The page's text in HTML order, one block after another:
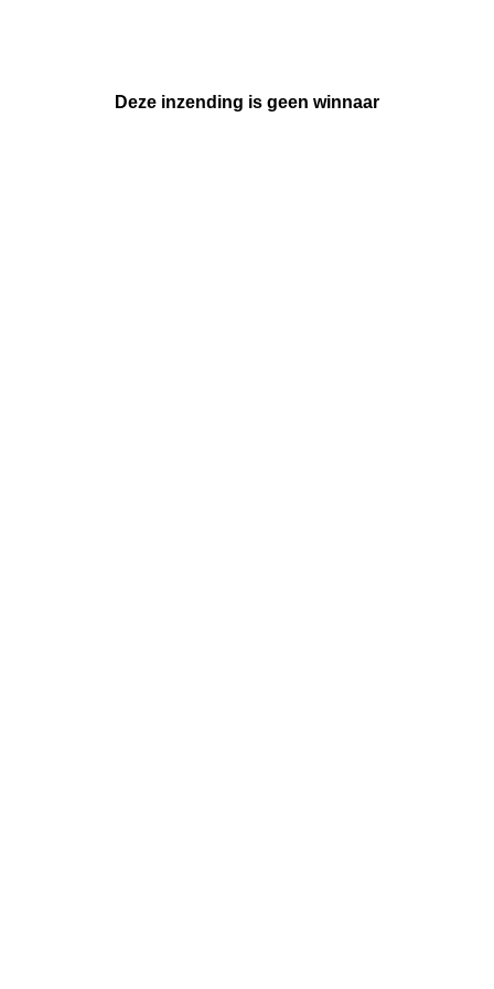
Deze inzending is geen winnaar